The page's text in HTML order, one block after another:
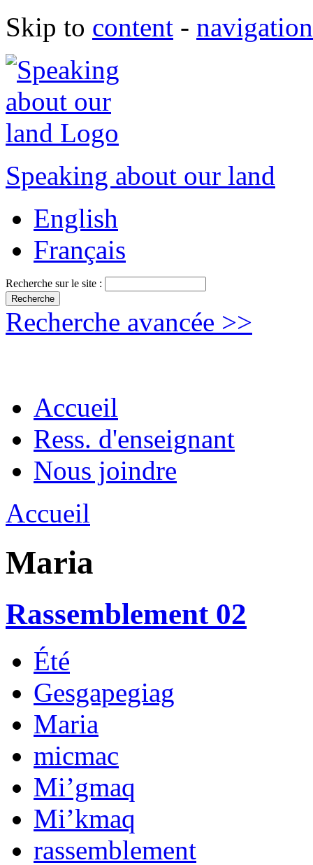
Skip to content - navigation
Speaking about our land
English
Français
Recherche sur le site :
Recherche avancée >>
Accueil
Ress. d'enseignant
Nous joindre
Accueil
Maria
Rassemblement 02
Été
Gesgapegiag
Maria
micmac
Mi’gmaq
Mi’kmaq
rassemblement